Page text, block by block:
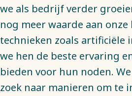
we als bedrijf verder
nog meer waarde aan
technieken zoals
we hen de beste ervaring
bieden voor hun noden.
zoek naar manieren om te